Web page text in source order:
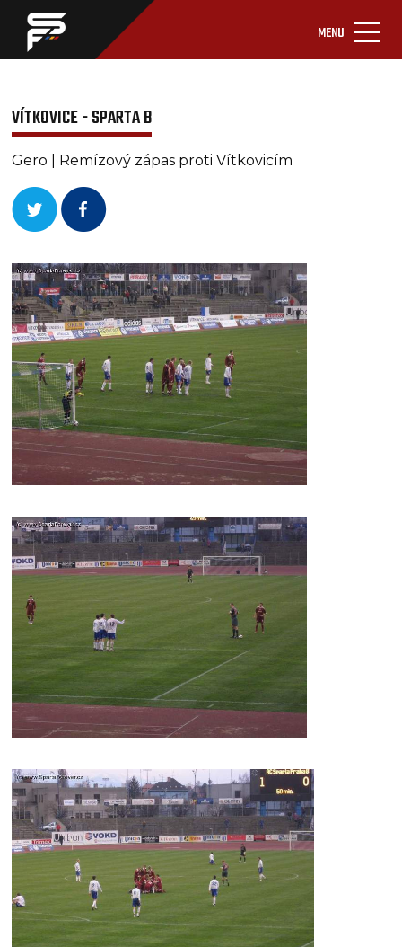
MENU
VÍTKOVICE - SPARTA B
Gero | Remízový zápas proti Vítkovicím